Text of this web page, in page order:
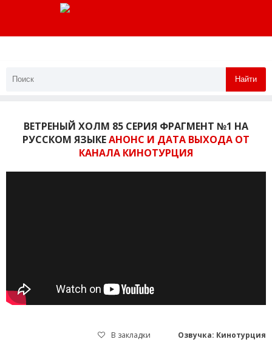
Найти
ВЕТРЕНЫЙ ХОЛМ 85 СЕРИЯ ФРАГМЕНТ №1 НА
РУССКОМ ЯЗЫКЕАНОНС И ДАТА ВЫХОДА ОТ
КАНАЛА КИНОТУРЦИЯ
В закладки Озвучка: Кинотурция